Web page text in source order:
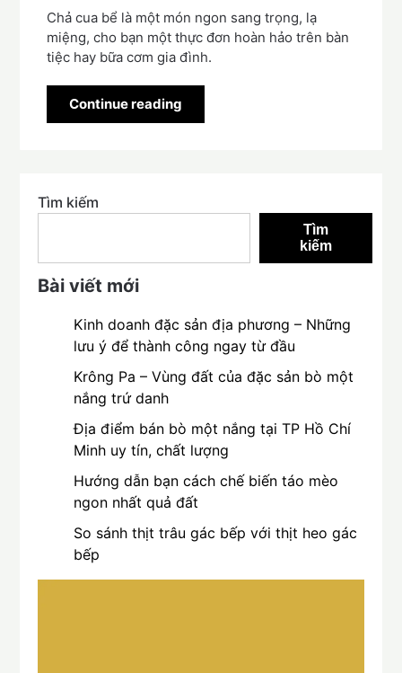
Chả cua bể là một món ngon sang trọng, lạ
miệng, cho bạn một thực đơn hoàn hảo trên bàn
tiệc hay bữa cơm gia đình.
Continue reading
Tìm kiếm
Tìm
kiếm
Bài viết mới
Kinh doanh đặc sản địa phương – Những
lưu ý để thành công ngay từ đầu
Krông Pa – Vùng đất của đặc sản bò một
nắng trứ danh
Địa điểm bán bò một nắng tại TP Hồ Chí
Minh uy tín, chất lượng
Hướng dẫn bạn cách chế biến táo mèo
ngon nhất quả đất
So sánh thịt trâu gác bếp với thịt heo gác
bếp